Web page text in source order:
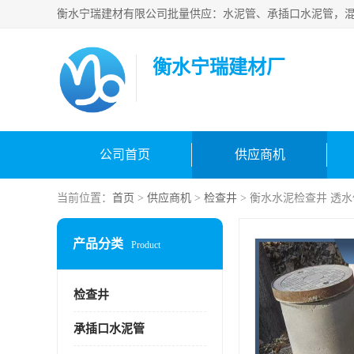
衡水宁瑞建材厂
公司首页 供应商机
当前位置： 首页 > 供应商机 > 检查井 > 衡水水泥检查井 透
产品分类 Product
检查井
承插口水泥管